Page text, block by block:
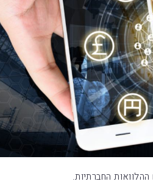
החברתיות.